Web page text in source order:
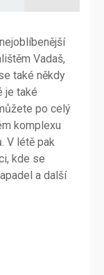
Vadaš,
také někdy
je také
po celý
komplexu
V létě pak
kde se
a další